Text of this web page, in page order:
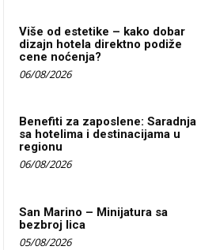
Više od estetike – kako dobar
dizajn hotela direktno podiže
cene noćenja?
06/08/2026
Benefiti za zaposlene: Saradnja
sa hotelima i destinacijama u
regionu
06/08/2026
San Marino – Minijatura sa
bezbroj lica
05/08/2026